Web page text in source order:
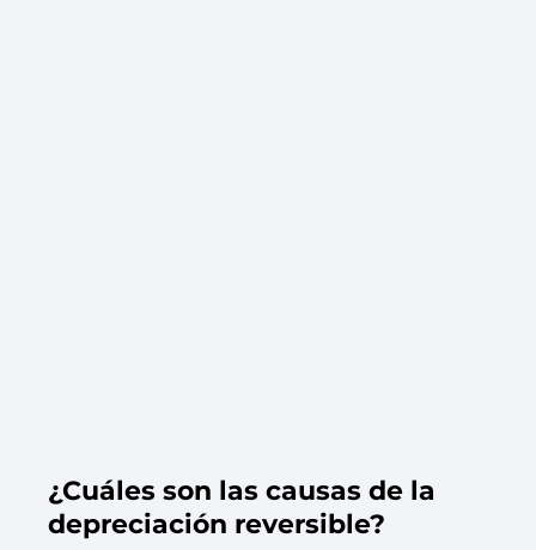
¿Cuáles son las causas de la
depreciación reversible?